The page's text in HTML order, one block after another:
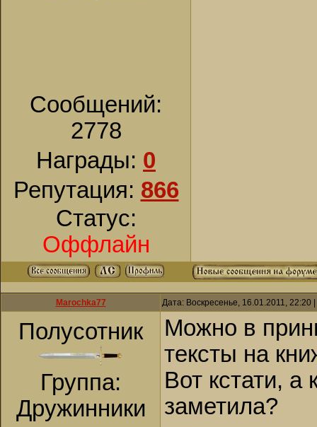
Сообщений:
2778
Награды: 0
Репутация: 866
Статус:
Оффлайн
Marochka77 Дата: Воскресенье, 16.01.2011,
Полусотник
Группа:
Дружинники
Можно в
тексты на
Вот кстати, а
заметила?